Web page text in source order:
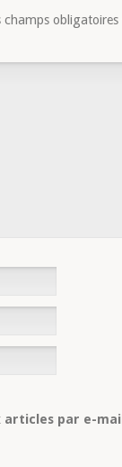
champs
articles par e-